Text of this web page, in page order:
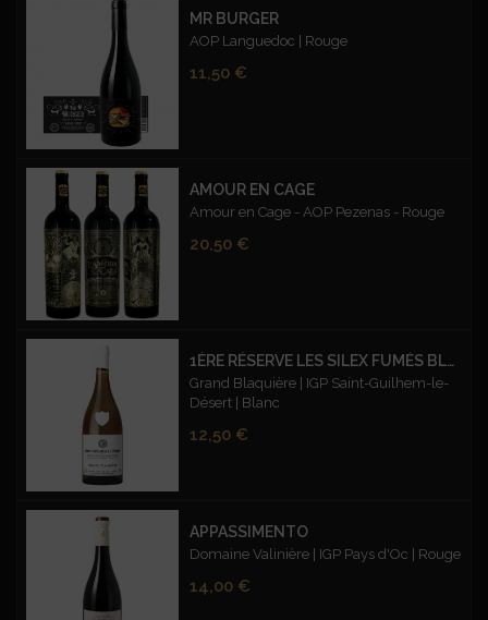
MR BURGER
AOP Languedoc | Rouge
Prix
11,50 €
AMOUR EN CAGE
Amour en Cage - AOP Pezenas - Rouge
Prix
20,50 €
1ÈRE RÉSERVE LES SILEX FUMÉS BLANC
Grand Blaquière | IGP Saint-Guilhem-le-
Désert | Blanc
Prix
12,50 €
APPASSIMENTO
Domaine Valinière | IGP Pays d'Oc | Rouge
Prix
14,00 €